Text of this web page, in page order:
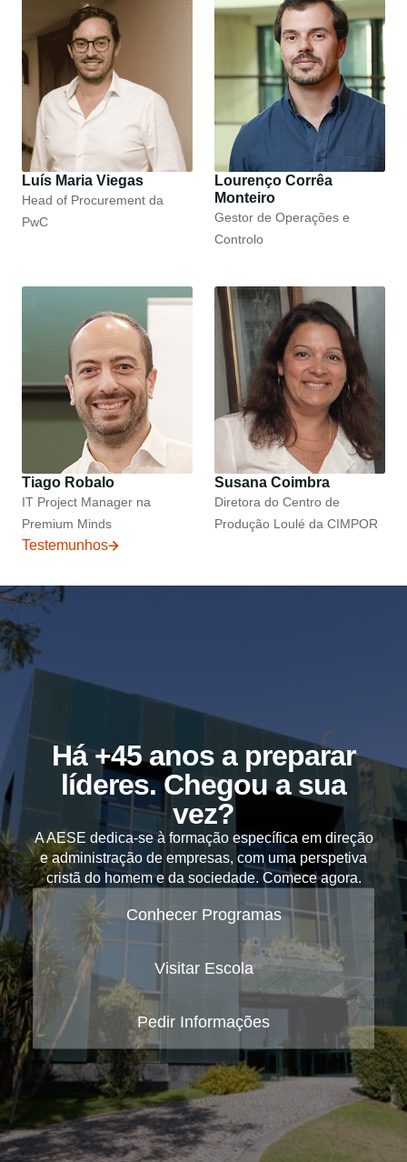
Luís Maria Viegas
Head of Procurement da
PwC
Lourenço Corrêa
Monteiro
Gestor de Operações e
Controlo
Tiago Robalo
IT Project Manager na
Premium Minds
Susana Coimbra
Diretora do Centro de
Produção Loulé da CIMPOR
Testemunhos
Há +45 anos a preparar
líderes. Chegou a sua
vez?
A AESE dedica-se à formação específica em direção
e administração de empresas, com uma perspetiva
cristã do homem e da sociedade. Comece agora.
Conhecer Programas
Visitar Escola
Pedir Informações